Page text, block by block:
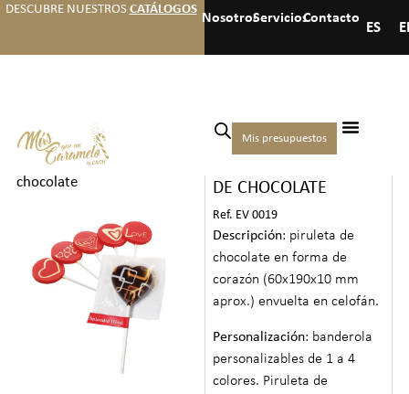
DESCUBRE NUESTROS CATÁLOGOS
NosotrosServiciosContacto
ES
Mis presupuestos
Inicio/ Eventos
Valentín/ Piruleta corazón de
chocolate
PIRULETA CORAZÓN
DE CHOCOLATE
Ref. EV 0019
Descripción: piruleta de
chocolate en forma de
corazón (60x190x10 mm
aprox.) envuelta en celofán.
Personalización: banderola
personalizables de 1 a 4
colores. Piruleta de